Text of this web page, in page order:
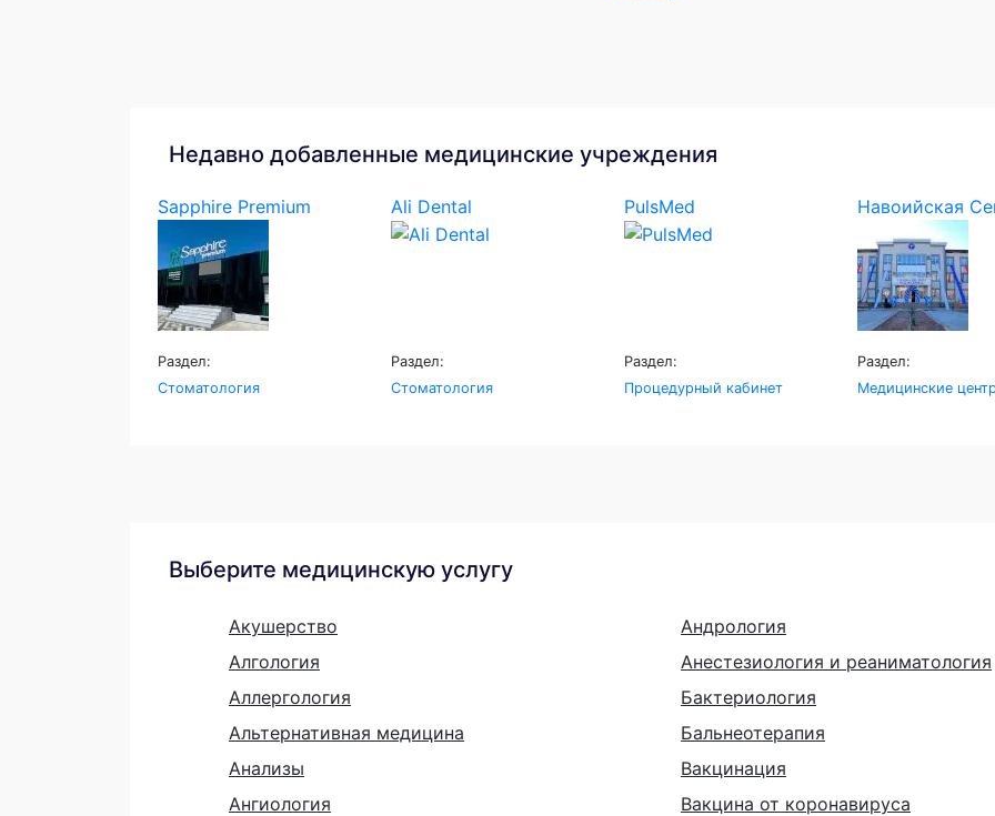
Недавно добавленные медицинские учреждения
Sapphire Premium
Раздел:
Стоматология
Ali Dental
Раздел:
Стоматология
PulsMed
Раздел:
Процедурный кабинет
Навоийская
Раздел:
Медицинские
Выберите медицинскую услугу
Акушерство
Алгология
Аллергология
Альтернативная медицина
Анализы
Ангиология
Андрология
Анестезиология и реаниматология
Бактериология
Бальнеотерапия
Вакцинация
Вакцина от коронавируса